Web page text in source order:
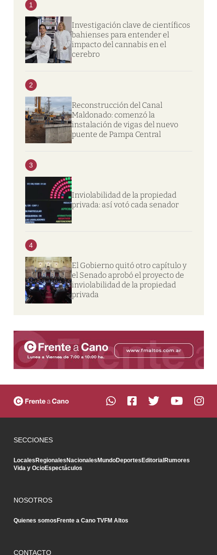
1
Investigación clave de científicos
bahienses para entender el
impacto del cannabis en el
cerebro
2
Reconstrucción del Canal
Maldonado: comenzó la
instalación de vigas del nuevo
puente de Pampa Central
3
Inviolabilidad de la propiedad
privada: así votó cada senador
4
El Gobierno quitó otro capítulo y
el Senado aprobó el proyecto de
inviolabilidad de la propiedad
privada
SECCIONES
LocalesRegionalesNacionalesMundoDeportesEditorialRumores
Vida y OcioEspectáculos
NOSOTROS
Quienes somosFrente a Cano TVFM Altos
CONTACTO